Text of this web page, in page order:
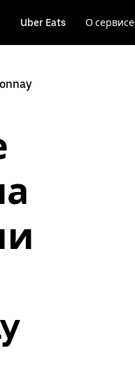
Uber Eats О сервисе